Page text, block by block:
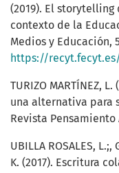
(2019). El
contexto de la
Medios y Educación,
https://recyt.fecyt.es/
TURIZO MARTÍNEZ,
una alternativa para
Revista Pensamiento
UBILLA ROSALES,
K. (2017). Escritura